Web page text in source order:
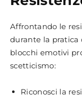
Affrontando le
durante la pratica
blocchi emotivi
scetticismo:
Riconosci la